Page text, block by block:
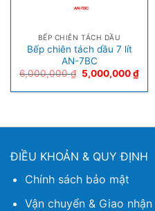
BẾP CHIÊN TÁCH DẦU
Bếp chiên tách dầu 7 lít
AN-7BC
6,000,000₫ 5,000,000₫
ĐIỀU KHOẢN & QUY ĐỊNH
Chính sách bảo mật
Vận chuyển & Giao nhận